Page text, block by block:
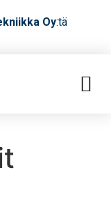
Oy:tä